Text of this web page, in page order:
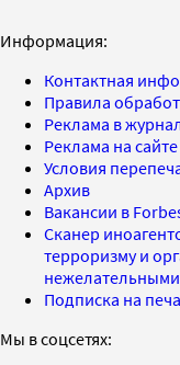
Информация:
Контактная
Правила
Реклама в
Реклама на сайте
Условия
Архив
Вакансии в
Сканер
терроризму и
нежелательными
Подписка на
Мы в соцсетях: